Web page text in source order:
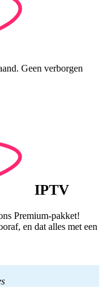
Geen verborgen
IPTV
Premium-pakket!
en dat alles met een